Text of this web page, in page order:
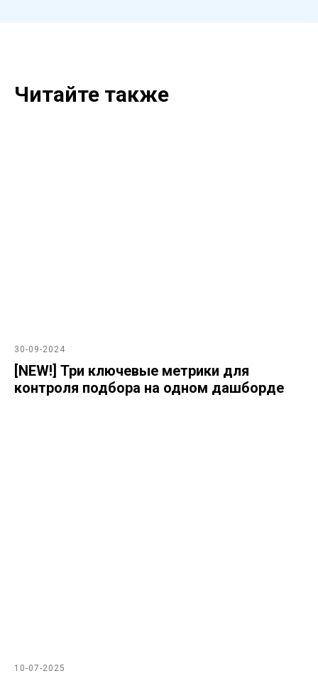
Читайте также
30-09-2024
[NEW!] Три ключевые метрики для
контроля подбора на одном дашборде
10-07-2025